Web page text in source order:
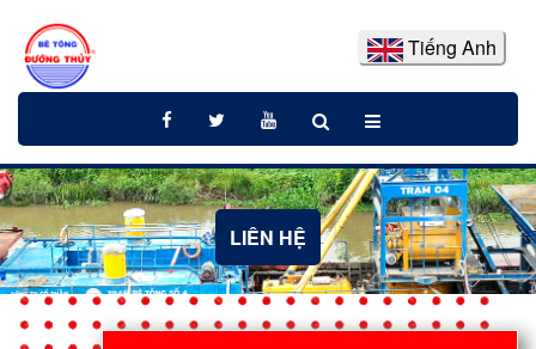
Tiếng Anh
LIÊN HỆ